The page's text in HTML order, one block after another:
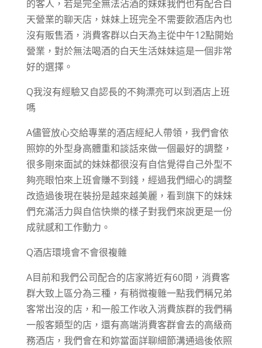
的客人，若是完全無法沾酒的妹妹我們也有配合白
天營業的聊天店，妹妹上班完全不需要飲酒店內也
沒有販售酒，消費客群以白天為主從中午12點開始
營業，對於無法喝酒的白天生活妹妹這是一個非常
好的選擇。
Q我沒有經驗又自認長的不夠漂亮可以到酒店上班
嗎
A儘管放心交給專業的酒店經紀人帶領，我們會依
照妳的外型身高體重和談話來做一個最好的調整，
很多剛來面試的妹妹都很沒有自信覺得自己外型不
夠亮眼怕來上班會賺不到錢，經過我們細心的調整
改造過後現在裝扮是越來越美麗，看到旗下的妹妹
們充滿活力與自信快樂的樣子對我們來說更是一份
成就感和工作動力。
Q酒店環境會不會很複雜
A目前和我們公司配合的店家將近有60間，消費客
群大致上區分為三種，有稍微複雜一點我們稱兄弟
客常出沒的店，和一般工作收入消費族群的我們稱
一般客類型的店，還有高端消費客群會去的高級商
務酒店，我們會在和妳當面詳聊細節溝通過後依照